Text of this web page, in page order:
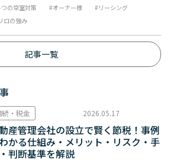
の空室対策 オーナー様
リーシング
ロの強み
記事一覧
続・税金 2026.05.17
産管理会社の設立で賢く節税！事例
かる仕組み・メリット・リスク・手
判断基準を解説